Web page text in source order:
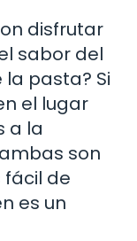
disfrutar
sabor del
pasta? Si
el lugar
a la
son
fácil de
es un